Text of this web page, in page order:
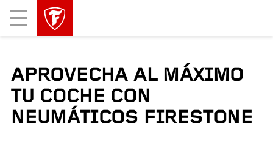
Mobile
Menu
APROVECHA AL MÁXIMO
TU COCHE CON
NEUMÁTICOS FIRESTONE